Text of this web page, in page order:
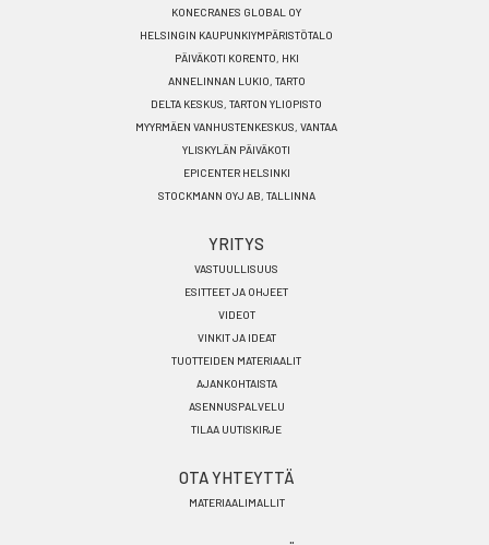
KONECRANES GLOBAL OY
HELSINGIN KAUPUNKIYMPÄRISTÖTALO
PÄIVÄKOTI KORENTO, HKI
ANNELINNAN LUKIO, TARTO
DELTA KESKUS, TARTON YLIOPISTO
MYYRMÄEN VANHUSTENKESKUS, VANTAA
YLISKYLÄN PÄIVÄKOTI
EPICENTER HELSINKI
STOCKMANN OYJ AB, TALLINNA
YRITYS
VASTUULLISUUS
ESITTEET JA OHJEET
VIDEOT
VINKIT JA IDEAT
TUOTTEIDEN MATERIAALIT
AJANKOHTAISTA
ASENNUSPALVELU
TILAA UUTISKIRJE
OTA YHTEYTTÄ
MATERIAALIMALLIT